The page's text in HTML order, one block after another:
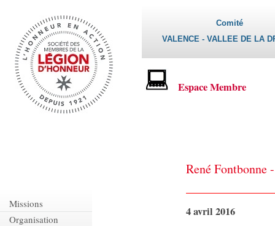
Comité
VALENCE - VALLEE DE LA
Espace Membre
Missions
Organisation
René Fontbonne
4 avril 2016